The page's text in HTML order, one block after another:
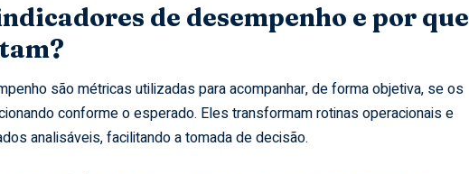
de desempenho e por que
são métricas utilizadas para acompanhar, de forma objetiva, se os
conforme o esperado. Eles transformam rotinas operacionais e
analisáveis, facilitando a tomada de decisão.